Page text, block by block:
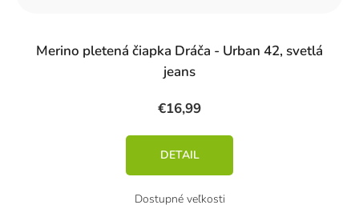
Merino pletená čiapka Dráča - Urban 42, svetlá
jeans
€16,99
DETAIL